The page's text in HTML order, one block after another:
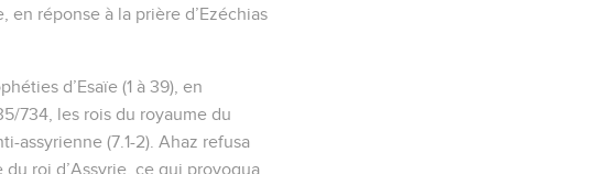
réponse à la prière d’Ezéchias
d’Esaïe (1 à 39), en
734, les rois du royaume du
assyrienne (7.1-2). Ahaz refusa
du roi d’Assyrie, ce qui provoqua